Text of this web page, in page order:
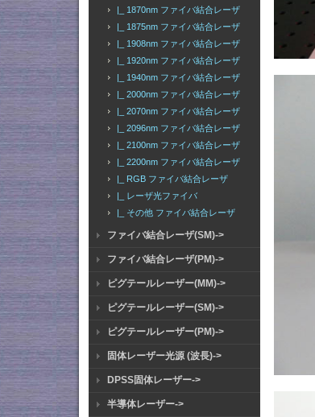
|_ 1870nm ファイバ結合レーザ
|_ 1875nm ファイバ結合レーザ
|_ 1908nm ファイバ結合レーザ
|_ 1920nm ファイバ結合レーザ
|_ 1940nm ファイバ結合レーザ
|_ 2000nm ファイバ結合レーザ
|_ 2070nm ファイバ結合レーザ
|_ 2096nm ファイバ結合レーザ
|_ 2100nm ファイバ結合レーザ
|_ 2200nm ファイバ結合レーザ
|_ RGB ファイバ結合レーザ
|_ レーザ光ファイバ
|_ その他 ファイバ結合レーザ
ファイバ結合レーザ(SM)->
ファイバ結合レーザ(PM)->
ピグテールレーザー(MM)->
ピグテールレーザー(SM)->
ピグテールレーザー(PM)->
固体レーザー光源 (波長)->
DPSS固体レーザー->
半導体レーザー->